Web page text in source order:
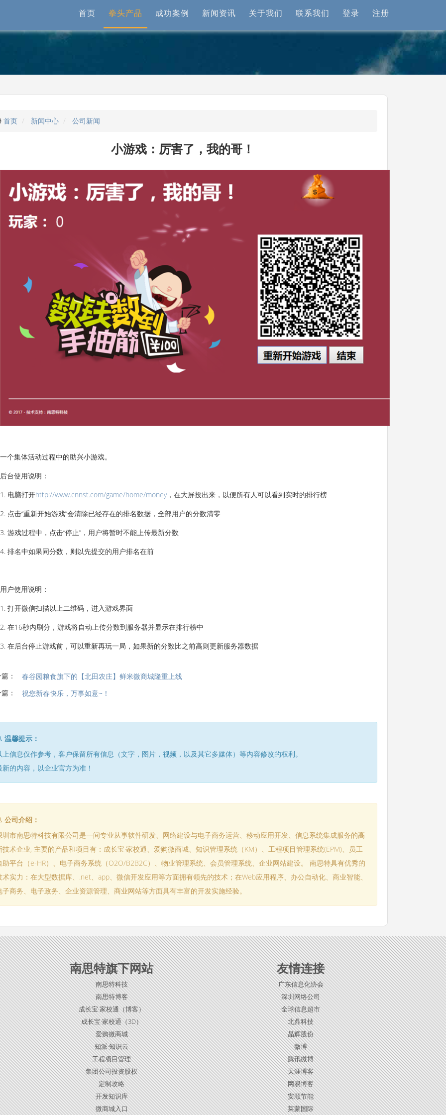
首页 拳头产品 成功案例 新闻资讯 关于我们 联系我们 登录 注册
首页 新闻中心 公司新闻
小游戏：厉害了，我的哥！
一个集体活动过程中的助兴小游戏。
后台使用说明：
1. 电脑打开http://www.cnnst.com/game/home/money，在大屏投出来，以便所有人可以看到实时的排行榜
2. 点击“重新开始游戏”会清除已经存在的排名数据，全部用户的分数清零
3. 游戏过程中，点击“停止”，用户将暂时不能上传最新分数
4. 排名中如果同分数，则以先提交的用户排名在前
用户使用说明：
1. 打开微信扫描以上二维码，进入游戏界面
2. 在16秒内刷分，游戏将自动上传分数到服务器并显示在排行榜中
3. 在后台停止游戏前，可以重新再玩一局，如果新的分数比之前高则更新服务器数据
：
春谷园粮食旗下的【北田农庄】鲜米微商城隆重上线
：
祝您新春快乐，万事如意~！
温馨提示：
上信息仅作参考，客户保留所有信息（文字，图片，视频，以及其它多媒体）等内容修改的权利。
新的内容，以企业官方为准！
公司介绍：
圳市南思特科技有限公司是一间专业从事软件研发、网络建设与电子商务运营、移动应用开发、信息系统集成服务的高
技术企业, 主要的产品和项目有：成长宝·家校通、爱购微商城、知识管理系统（KM）、工程项目管理系统(EPM)、员工
助平台（e-HR）、电子商务系统（O2O/B2B2C）、物业管理系统、会员管理系统、企业网站建设。 南思特具有优秀的
术实力：在大型数据库、.net、app、微信开发应用等方面拥有领先的技术；在Web应用程序、办公自动化、商业智能、
子商务、电子政务、企业资源管理、商业网站等方面具有丰富的开发实施经验。
南思特旗下网站
南思特科技
南思特博客
成长宝·家校通（博客）
成长宝·家校通（3D）
爱购微商城
知派·知识云
工程项目管理
集团公司投资股权
定制攻略
开发知识库
微商城入口
友情连接
广东信息化协会
深圳网络公司
全球信息超市
北鼎科技
晶辉股份
微博
腾讯微博
天涯博客
网易博客
安顺节能
莱蒙国际